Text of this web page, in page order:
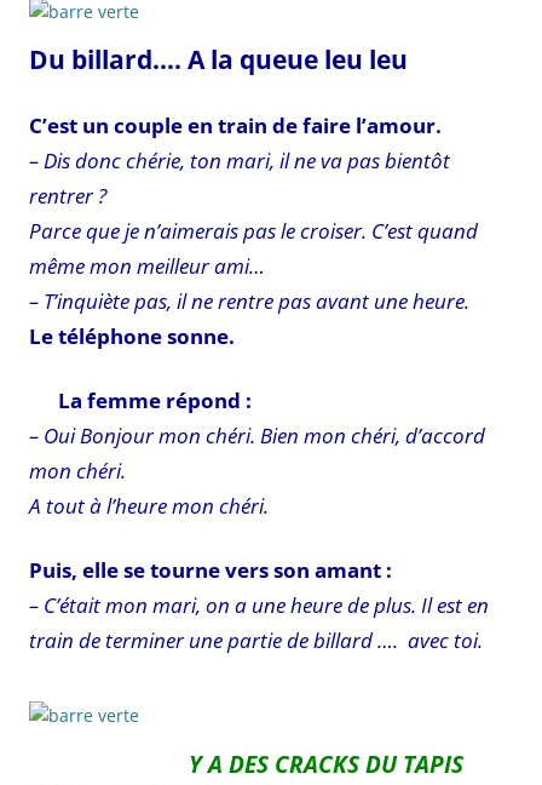
Du billard…. A la queue leu leu
C’est un couple en train de faire l’amour.
– Dis donc chérie, ton mari, il ne va pas bientôt
rentrer ?
Parce que je n’aimerais pas le croiser. C’est quand
même mon meilleur ami…
– T’inquiète pas, il ne rentre pas avant une heure.
Le téléphone sonne.
La femme répond :
– Oui Bonjour mon chéri. Bien mon chéri, d’accord
mon chéri.
A tout à l’heure mon chéri.
Puis, elle se tourne vers son amant :
– C’était mon mari, on a une heure de plus. Il est en
train de terminer une partie de billard …. avec toi.
Y A DES CRACKS DU TAPIS